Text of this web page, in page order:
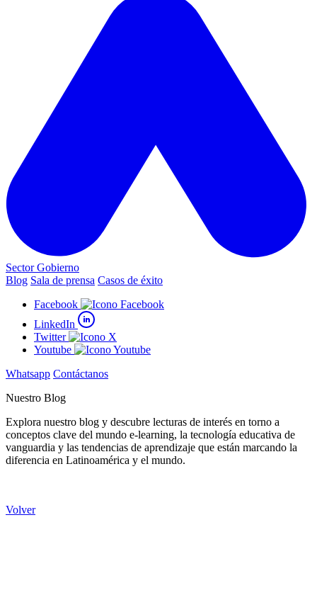
Sector Gobierno
Blog Sala de prensa Casos de éxito
Facebook
LinkedIn
Twitter
Youtube
Whatsapp Contáctanos
Nuestro Blog
Explora nuestro blog y descubre lecturas de interés en torno a
conceptos clave del mundo e-learning, la tecnología educativa de
vanguardia y las tendencias de aprendizaje que están marcando la
diferencia en Latinoamérica y el mundo.
Volver